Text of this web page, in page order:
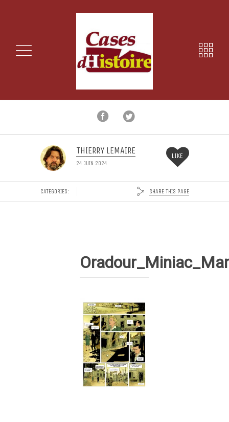
THIERRY LEMAIRE
24 JUIN 2024
LIKE
CATEGORIES: SHARE THIS PAGE